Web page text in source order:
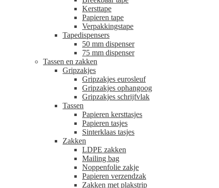
Kersttape
Papieren tape
Verpakkingstape
Tapedispensers
50 mm dispenser
75 mm dispenser
Tassen en zakken
Gripzakjes
Gripzakjes eurosleuf
Gripzakjes ophangoog
Gripzakjes schrijfvlak
Tassen
Papieren kersttasjes
Papieren tasjes
Sinterklaas tasjes
Zakken
LDPE zakken
Mailing bag
Noppenfolie zakje
Papieren verzendzak
Zakken met plakstrip